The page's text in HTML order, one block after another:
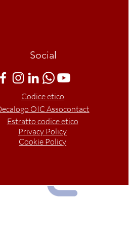
Social
Codice etico
OIC Assocontact
Estratto codice etico
Privacy Policy
Cookie Policy